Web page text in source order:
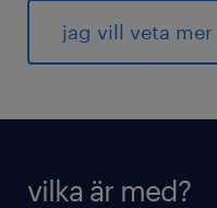
jag vill veta mer
vilka är med?